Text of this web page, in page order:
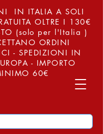
IN ITALIA A SOLI
OLTRE I 130€
(solo per l'Italia )
ORDINI
- SPEDIZIONI IN
- IMPORTO
60€